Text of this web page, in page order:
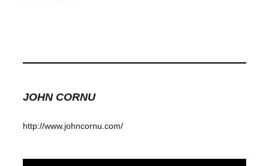
JOHN CORNU
http://www.johncornu.com/